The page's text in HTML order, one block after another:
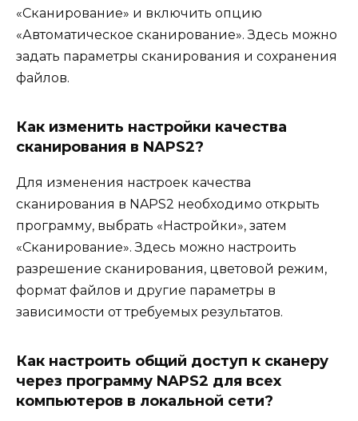
«Сканирование» и включить опцию
«Автоматическое сканирование». Здесь можно
задать параметры сканирования и сохранения
файлов.
Как изменить настройки качества
сканирования в NAPS2?
Для изменения настроек качества
сканирования в NAPS2 необходимо открыть
программу, выбрать «Настройки», затем
«Сканирование». Здесь можно настроить
разрешение сканирования, цветовой режим,
формат файлов и другие параметры в
зависимости от требуемых результатов.
Как настроить общий доступ к сканеру
через программу NAPS2 для всех
компьютеров в локальной сети?